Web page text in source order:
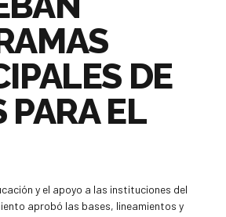
DE
PARA EL
y el apoyo a las instituciones del
aprobó las bases, lineamientos y